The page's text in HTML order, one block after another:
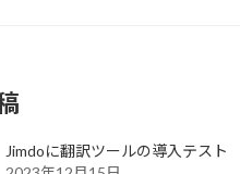
Jimdoに翻訳ツールの導入テスト